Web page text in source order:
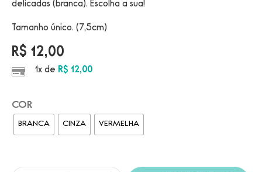
delicadas (branca). Escolha a sua!
Tamanho único. (7,5cm)
R$ 12,00
1x de R$ 12,00
COR
BRANCA CINZA VERMELHA